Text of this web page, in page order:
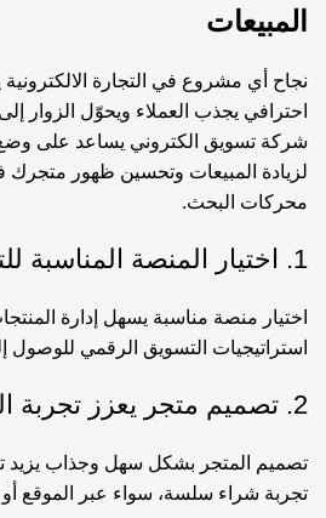
المبيعات
نجاح أي مشروع في التجارة الالكترونية
احترافي يجذب العملاء ويحوّل الزوار
شركة تسويق الكتروني يساعد على وضع
لزيادة المبيعات وتحسين ظهور متجرك
محركات البحث.
1. اختيار المنصة المناسبة للتجارة الالكترونية
اختيار منصة مناسبة يسهل إدارة
استراتيجيات التسويق الرقمي
2. تصميم متجر يعزز تجربة المستخدم
تصميم المتجر بشكل سهل وجذاب يزيد
تجربة شراء سلسة، سواء عبر الموقع أو